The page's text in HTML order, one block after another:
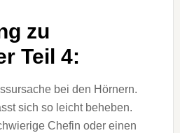
zu
Teil 4:
bei den Hörnern.
sich so leicht beheben.
Chefin oder einen